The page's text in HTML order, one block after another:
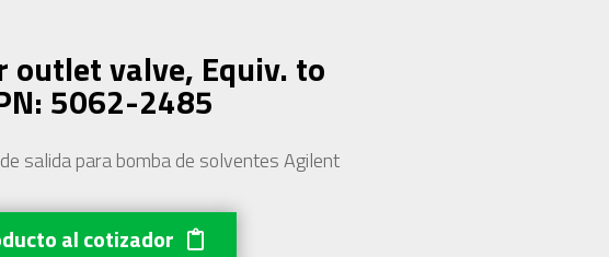
outlet valve, Equiv. to
5062-2485
salida para bomba de solventes Agilent
al cotizador